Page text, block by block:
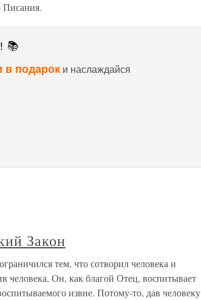
Писания.
📚
в подарок и наслаждайся
Закон
тем, что сотворил человека и
человека, Он, как благой Отец, воспитывает
извне. Потому-то, дав человеку